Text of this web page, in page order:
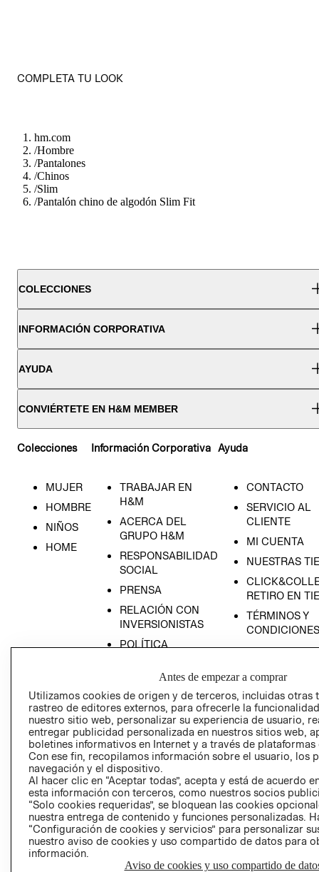
COMPLETA TU LOOK
hm.com
/Hombre
/Pantalones
/Chinos
/Slim
/Pantalón chino de algodón Slim Fit
COLECCIONES
INFORMACIÓN CORPORATIVA
AYUDA
CONVIÉRTETE EN H&M MEMBER
Colecciones
MUJER
HOMBRE
NIÑOS
HOME
Información Corporativa
TRABAJAR EN
H&M
ACERCA DEL
GRUPO H&M
RESPONSABILIDAD
SOCIAL
PRENSA
RELACIÓN CON
INVERSIONISTAS
POLÍTICA
Ayuda
CONTACTO
SERVICIO AL
CLIENTE
MI CUENTA
NUESTRAS
RETIRO EN
TÉRMINOS Y
CONDICIONES
AVISO DE
PRIVACIDAD
GIFT CARD
AVISO DE
Antes de empezar a comprar
Utilizamos cookies de origen y de terceros, incluidas otras
rastreo de editores externos, para ofrecerle la
nuestro sitio web, personalizar su experiencia de usuario,
entregar publicidad personalizada en nuestros sitios web,
boletines informativos en Internet y a través de plataformas
Con ese fin, recopilamos información sobre el usuario, los
navegación y el dispositivo.
Al hacer clic en “Aceptar todas”, acepta y está de acuerdo
esta información con terceros, como nuestros socios
“Solo cookies requeridas”, se bloquean las cookies
nuestra entrega de contenido y funciones personalizadas.
“Configuración de cookies y servicios” para personalizar
nuestro aviso de cookies y uso compartido de datos para
información.
Aviso de cookies y uso compartido de